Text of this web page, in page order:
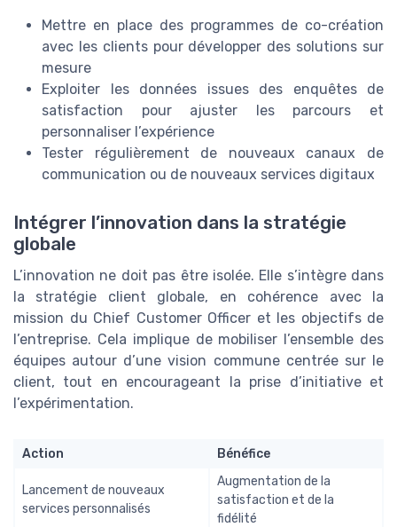
Mettre en place des programmes de co-création
avec les clients pour développer des solutions sur
mesure
Exploiter les données issues des enquêtes de
satisfaction pour ajuster les parcours et
personnaliser l’expérience
Tester régulièrement de nouveaux canaux de
communication ou de nouveaux services digitaux
Intégrer l’innovation dans la stratégie
globale
L’innovation ne doit pas être isolée. Elle s’intègre dans
la stratégie client globale, en cohérence avec la
mission du Chief Customer Officer et les objectifs de
l’entreprise. Cela implique de mobiliser l’ensemble des
équipes autour d’une vision commune centrée sur le
client, tout en encourageant la prise d’initiative et
l’expérimentation.
Action Bénéfice
Lancement de nouveaux
services personnalisés
Augmentation de la
satisfaction et de la
fidélité